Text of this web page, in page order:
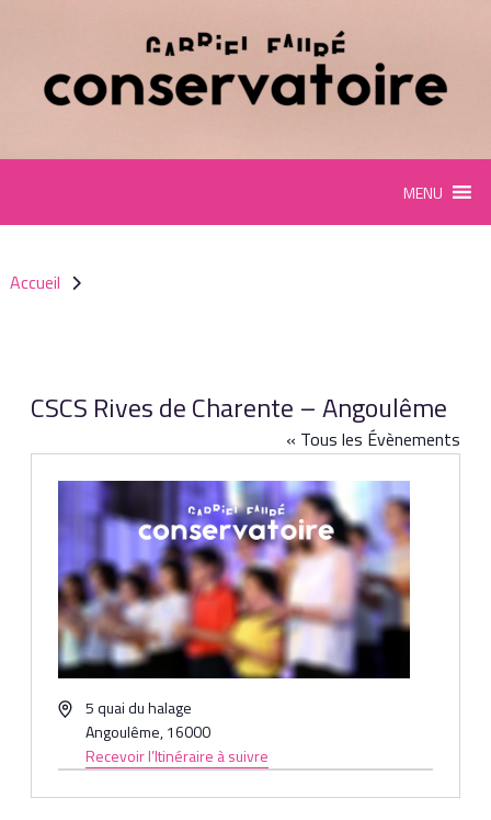
MENU
Accueil
CSCS Rives de Charente – Angoulême
« Tous les Évènements
Adresse5 quai du halage
Angoulême,16000
Recevoir l’Itinéraire à suivre